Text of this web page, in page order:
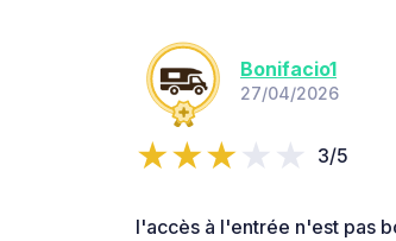
Bonifacio1
27/04/2026
3/5
l'accès à l'entrée n'est pas